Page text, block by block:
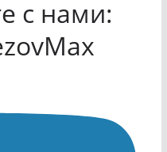
с нами: